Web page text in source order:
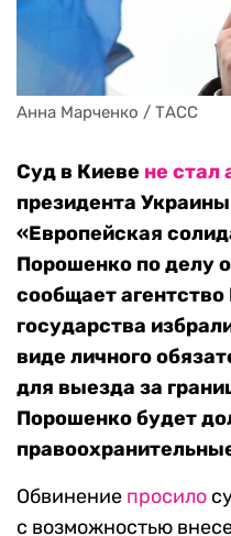
Анна Марченко / ТАСС
Суд в Киеве не стал
президента
«Европейская
Порошенко по делу
сообщает
государства
виде личного
для выезда за
Порошенко будет
Обвинение просило
с возможностью